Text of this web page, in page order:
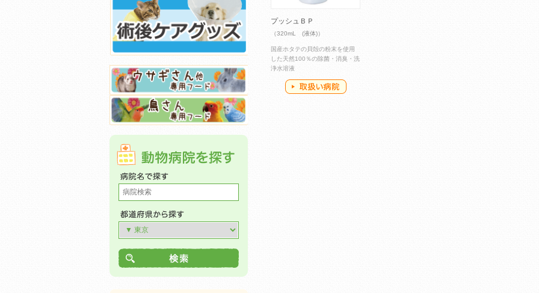
プッシュＢＰ
（320mL (液体)）
国産ホタテの貝殻の粉末を使用
した天然100％の除菌・消臭・洗
浄水溶液